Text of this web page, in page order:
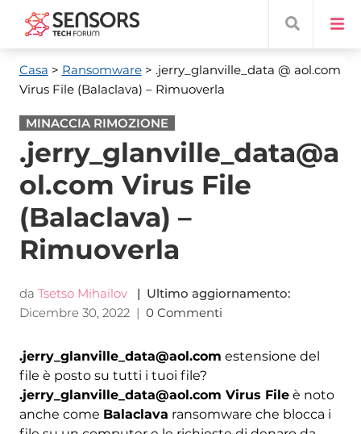
Casa > Ransomware> .jerry_glanville_data @ aol.com
Virus File (Balaclava) – Rimuoverla
MINACCIA RIMOZIONE
.jerry_glanville_data@a
ol.com Virus File
(Balaclava) –
Rimuoverla
da Tsetso Mihailov
| Ultimo aggiornamento:
Dicembre 30, 2022| 0 Commenti
.jerry_glanville_data@aol.com estensione del
file è posto su tutti i tuoi file?
.jerry_glanville_data@aol.com Virus Fileè noto
anche come Balaclava ransomware che blocca i